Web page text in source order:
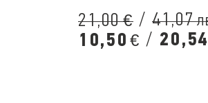
21,00€ / 41,07
10,50 € / 20,54